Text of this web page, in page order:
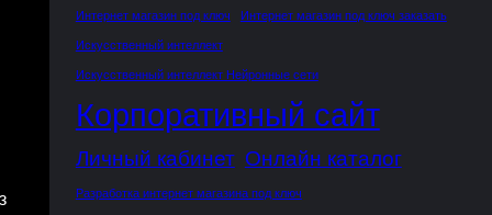
Интернет магазин под ключ Интернет магазин под ключ заказать
Искусственный интеллект
Искусственный интеллект Нейронные сети
Корпоративный сайт
Личный кабинет Онлайн каталог
Разработка интернет магазина под ключ